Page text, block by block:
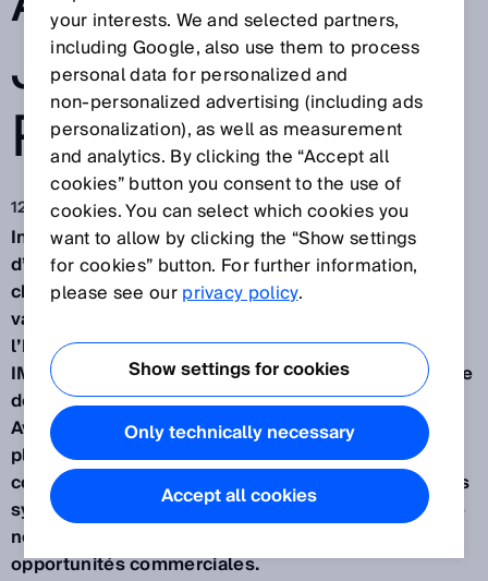
JEU D’ENFANT
POUR RANGER3
12 juil. 2019
Inspection optique 3D dans la production à chaud
d’installations de coulée continue, de laminoirs à
chaud et de laminoirs à tubes - où les surfaces
vacillantes, la chaleur, le calcaire, la saleté et
l’humidité sont à l’ordre du jour ? Pour
IMS Messsysteme GmbH, leader du marché dans ce
domaine, il s’agit d’une compétence essentielle.
Avec Ranger3 de SICK, l’entreprise utilise depuis
plus d’un an un capteur de vision 3D qui améliore
considérablement les performances de ses propres
systèmes d’inspection et ouvre en même temps de
nouveaux domaines d’application et de nouvelles
opportunités commerciales.
your interests. We and selected partners,
including Google, also use them to process
personal data for personalized and
non‑personalized advertising (including ads
personalization), as well as measurement
and analytics. By clicking the “Accept all
cookies” button you consent to the use of
cookies. You can select which cookies you
want to allow by clicking the “Show settings
for cookies” button. For further information,
please see ourprivacy policy.
Show settings for cookies
Only technically necessary
Accept all cookies